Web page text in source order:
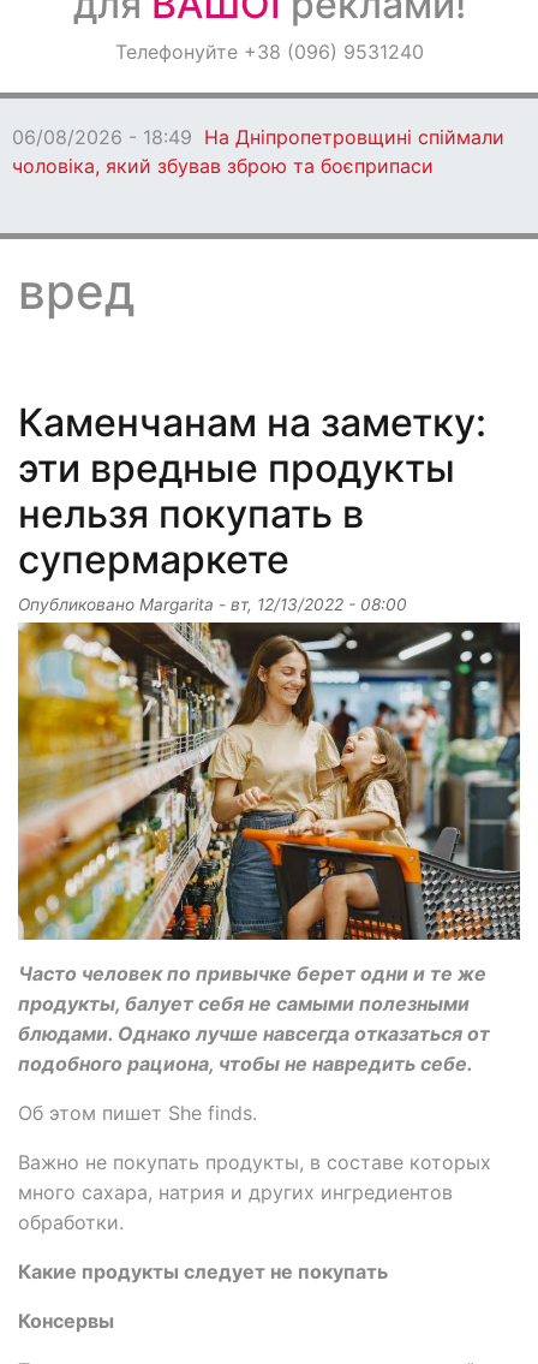
ОголошенняТелефонуйте +38 (096) 9531240
06/08/2026 - 18:47 Ворог протягом дня
бив по Дніпропетровщині: є загиблі
вред
Каменчанам на заметку:
эти вредные продукты
нельзя покупать в
супермаркете
Опубликовано Margarita - вт, 12/13/2022 - 08:00
Часто человек по привычке берет одни и те же
продукты, балует себя не самыми полезными
блюдами. Однако лучше навсегда отказаться от
подобного рациона, чтобы не навредить себе.
Об этом пишет She finds.
Важно не покупать продукты, в составе которых
много сахара, натрия и других ингредиентов
обработки.
Какие продукты следует не покупать
Консервы